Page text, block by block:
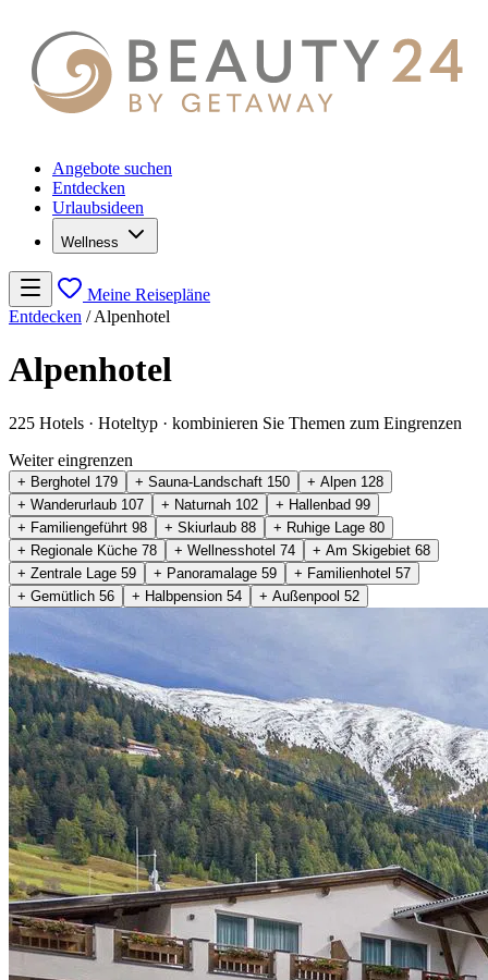
Angebote suchen
Entdecken
Urlaubsideen
Wellness
Meine Reisepläne
Entdecken / Alpenhotel
Alpenhotel
225 Hotels · Hoteltyp · kombinieren Sie Themen zum Eingrenzen
Weiter eingrenzen
+ Berghotel 179 + Sauna-Landschaft 150 + Alpen 128
+ Wanderurlaub 107 + Naturnah 102 + Hallenbad 99
+ Familiengeführt 98 + Skiurlaub 88 + Ruhige Lage 80
+ Regionale Küche 78 + Wellnesshotel 74 + Am Skigebiet 68
+ Zentrale Lage 59 + Panoramalage 59 + Familienhotel 57
+ Gemütlich 56 + Halbpension 54 + Außenpool 52